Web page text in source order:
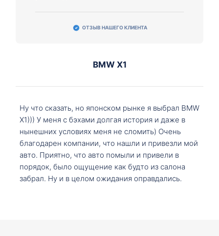
ОТЗЫВ НАШЕГО КЛИЕНТА
BMW X1
Ну что сказать, но японском рынке я выбрал BMW
X1))) У меня с бэхами долгая история и даже в
нынешних условиях меня не сломить) Очень
благодарен компании, что нашли и привезли мой
авто. Приятно, что авто помыли и привели в
порядок, было ощущение как будто из салона
забрал. Ну и в целом ожидания оправдались.